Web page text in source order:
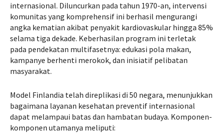
internasional. Diluncurkan pada tahun 1970-an, intervensi
komunitas yang komprehensif ini berhasil mengurangi
angka kematian akibat penyakit kardiovaskular hingga 85%
selama tiga dekade. Keberhasilan program ini terletak
pada pendekatan multifasetnya: edukasi pola makan,
kampanye berhenti merokok, dan inisiatif pelibatan
masyarakat.
Model Finlandia telah direplikasi di 50 negara, menunjukkan
bagaimana layanan kesehatan preventif internasional
dapat melampaui batas dan hambatan budaya. Komponen-
komponen utamanya meliputi: